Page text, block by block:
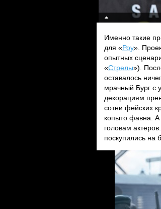
Именно такие
для «Роу».
опытных
«Стрелы»).
оставалось
мрачный Бург с
декорациям
сотни фейских
копыто фавна. А
головам
поскупились на